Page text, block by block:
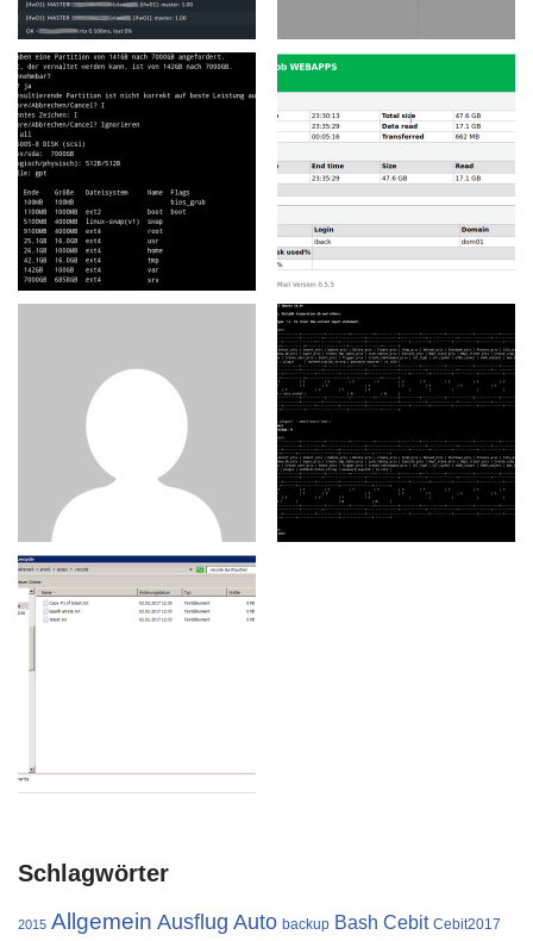
Schlagwörter
2015 Allgemein Ausflug Auto backup Bash Cebit Cebit2017